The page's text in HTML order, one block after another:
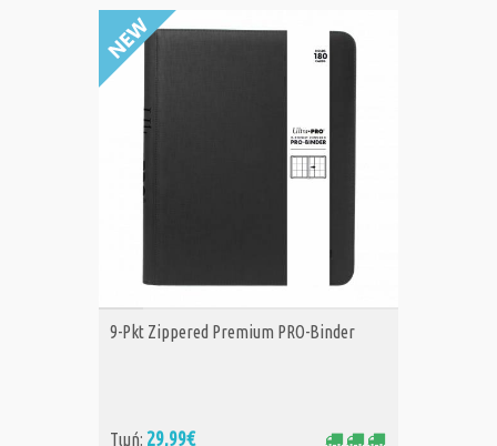
ΑΓΟΡΑ
9-Pkt Zippered Premium PRO-Binder
Τιμή: 29,99€